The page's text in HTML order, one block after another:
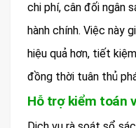
chi phí, cân đối ngân
hành chính. Việc này
hiệu quả hơn, tiết
đồng thời tuân thủ
Hỗ trợ kiểm toán